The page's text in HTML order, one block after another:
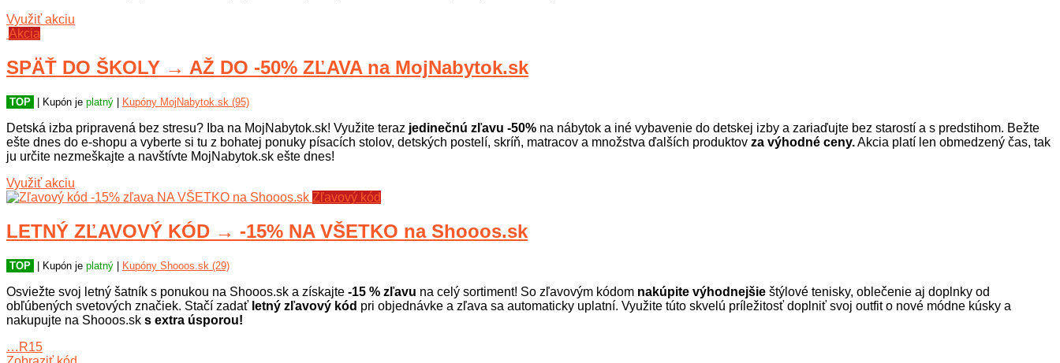
Využiť akciu
Akcia
SPÄŤ DO ŠKOLY → AŽ DO -50% ZĽAVA na MojNabytok.sk
TOP | Kupón je platný | Kupóny MojNabytok.sk (95)
Detská izba pripravená bez stresu? Iba na MojNabytok.sk! Využite teraz jedinečnú zľavu -50% na nábytok a iné vybavenie do detskej izby a zariaďujte bez starostí a s predstihom. Bežte
ešte dnes do e-shopu a vyberte si tu z bohatej ponuky písacích stolov, detských postelí, skríň, matracov a množstva ďalších produktov za výhodné ceny.Akcia platí len obmedzený čas, tak
ju určite nezmeškajte a navštívte MojNabytok.sk ešte dnes!
Využiť akciu
Zľavový kód
LETNÝ ZĽAVOVÝ KÓD → -15% NA VŠETKO na Shooos.sk
TOP | Kupón je platný | Kupóny Shooos.sk (29)
Osviežte svoj letný šatník s ponukou na Shooos.sk a získajte -15 % zľavu na celý sortiment! So zľavovým kódom nakúpite výhodnejšie štýlové tenisky, oblečenie aj doplnky od
obľúbených svetových značiek. Stačí zadať letný zľavový kód pri objednávke a zľava sa automaticky uplatní. Využite túto skvelú príležitosť doplniť svoj outfit o nové módne kúsky a
nakupujte na Shooos.sk s extra úsporou!
…R15